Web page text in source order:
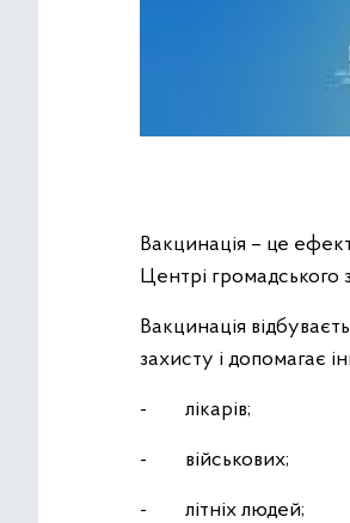
Вакцинація – це
Центрі громадського
Вакцинація
захисту і допомагає
- лікарів;
- військових;
- літніх людей;